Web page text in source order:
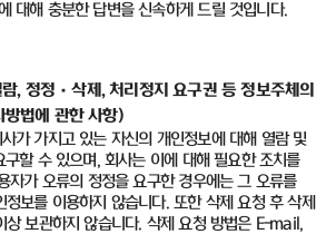
대해 충분한 답변을 신속하게 드릴 것입니다.
, 정정 ·삭제, 처리정지 요구권 등 정보주체의
법에 관한 사항)
가 가지고 있는 자신의 개인정보에 대해 열람 및
구할 수 있으며, 회사는 이에 대해 필요한 조치를
자가 오류의 정정을 요구한 경우에는 그 오류를
보를 이용하지 않습니다. 또한 삭제 요청 후 삭제
상 보관하지 않습니다. 삭제 요청 방법은 E-mail,